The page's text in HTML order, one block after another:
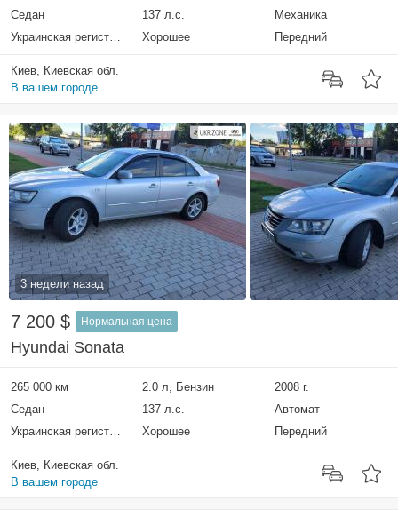
Седан
137 л.с.
Механика
Украинская регистрация
Хорошее Передний
Киев, Киевская обл.
В вашем городе
3 недели назад
7 200 $ Нормальная цена
Hyundai Sonata
265 000 км 2.0 л, Бензин
2008 г.
Седан
137 л.с.
Автомат
Украинская регистрация
Хорошее Передний
Киев, Киевская обл.
В вашем городе